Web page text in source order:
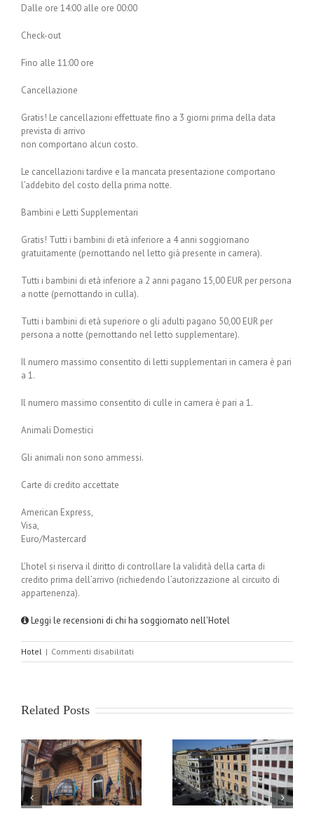
Dalle ore 14:00 alle ore 00:00
Check-out
Fino alle 11:00 ore
Cancellazione
Gratis! Le cancellazioni effettuate fino a 3 giorni prima della data
prevista di arrivo
non comportano alcun costo.
Le cancellazioni tardive e la mancata presentazione comportano
l’addebito del costo della prima notte.
Bambini e Letti Supplementari
Gratis! Tutti i bambini di età inferiore a 4 anni soggiornano
gratuitamente (pernottando nel letto già presente in camera).
Tutti i bambini di età inferiore a 2 anni pagano 15,00 EUR per persona
a notte (pernottando in culla).
Tutti i bambini di età superiore o gli adulti pagano 50,00 EUR per
persona a notte (pernottando nel letto supplementare).
Il numero massimo consentito di letti supplementari in camera è pari
a 1.
Il numero massimo consentito di culle in camera è pari a 1.
Animali Domestici
Gli animali non sono ammessi.
Carte di credito accettate
American Express,
Visa,
Euro/Mastercard
L’hotel si riserva il diritto di controllare la validità della carta di
credito prima dell’arrivo (richiedendo l’autorizzazione al circuito di
appartenenza).
Leggi le recensioni di chi ha soggiornato nell'Hotel
Hotel | Commenti disabilitati
Palazzo
Related Posts